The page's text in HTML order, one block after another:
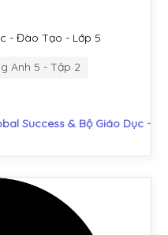
- Đào Tạo - Lớp 5
Anh 5 - Tập 2
Success & Bộ Giáo Dục -